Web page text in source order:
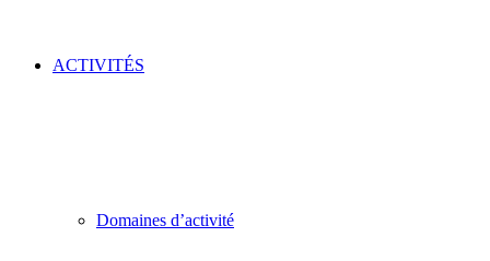
ACTIVITÉS
Domaines d’activité